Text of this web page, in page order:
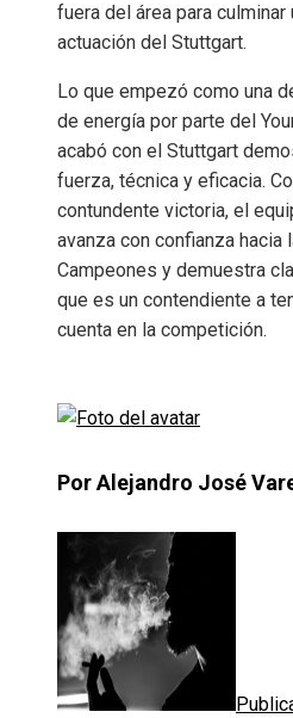
fuera del área para culminar
actuación del Stuttgart.
Lo que empezó como una
de energía por parte del
acabó con el Stuttgart
fuerza, técnica y eficacia.
contundente victoria, el
avanza con confianza hacia
Campeones y demuestra
que es un contendiente a
cuenta en la competición.
Por Alejandro José